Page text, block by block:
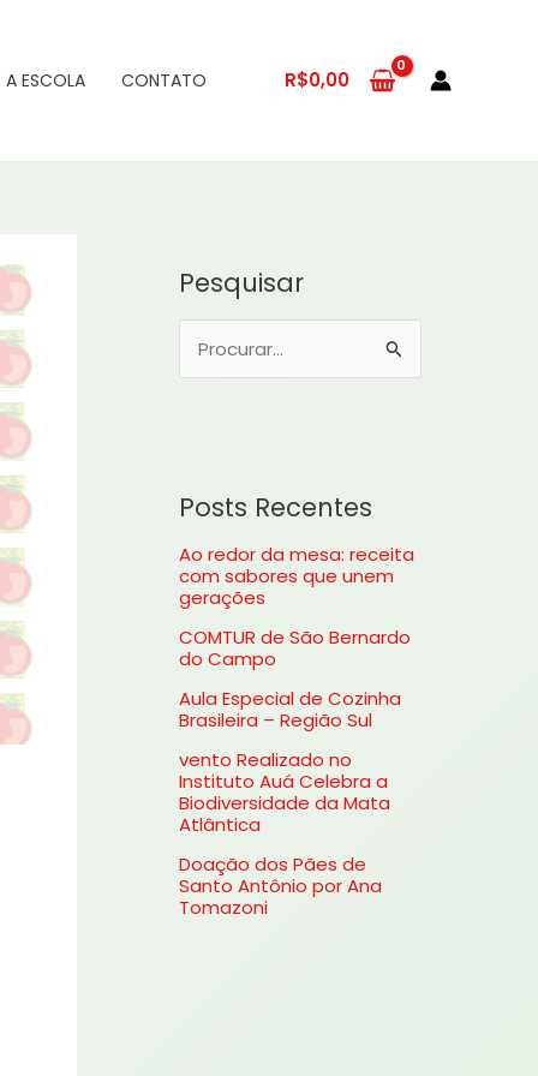
A ESCOLA CONTATO R$0,00
Pesquisar
u
s
a
r
o
:
Posts Recentes
Ao redor da mesa: receita
com sabores que unem
gerações
COMTUR de São Bernardo
do Campo
Aula Especial de Cozinha
Brasileira – Região Sul
vento Realizado no
Instituto Auá Celebra a
Biodiversidade da Mata
Atlântica
Doação dos Pães de
Santo Antônio por Ana
Tomazoni